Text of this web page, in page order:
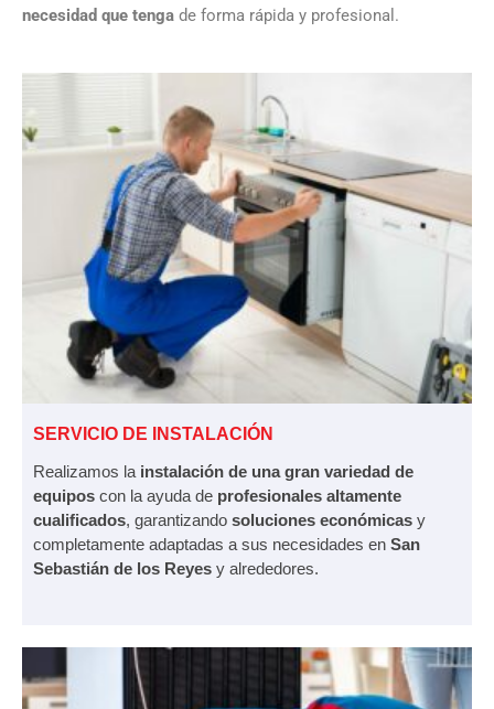
necesidad que tenga de forma rápida y profesional.
SERVICIO DE INSTALACIÓN
Realizamos la instalación de una gran variedad de
equipos con la ayuda de profesionales altamente
cualificados, garantizando soluciones económicas y
completamente adaptadas a sus necesidades en San
Sebastián de los Reyes y alrededores.